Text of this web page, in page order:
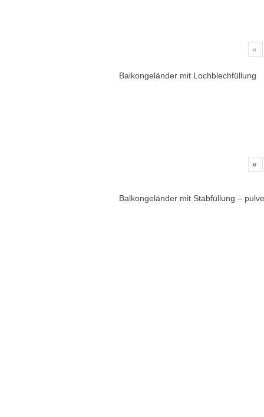
«
Balkongeländer mit Lochblechfüllung
«
Balkongeländer mit Stabfüllung –